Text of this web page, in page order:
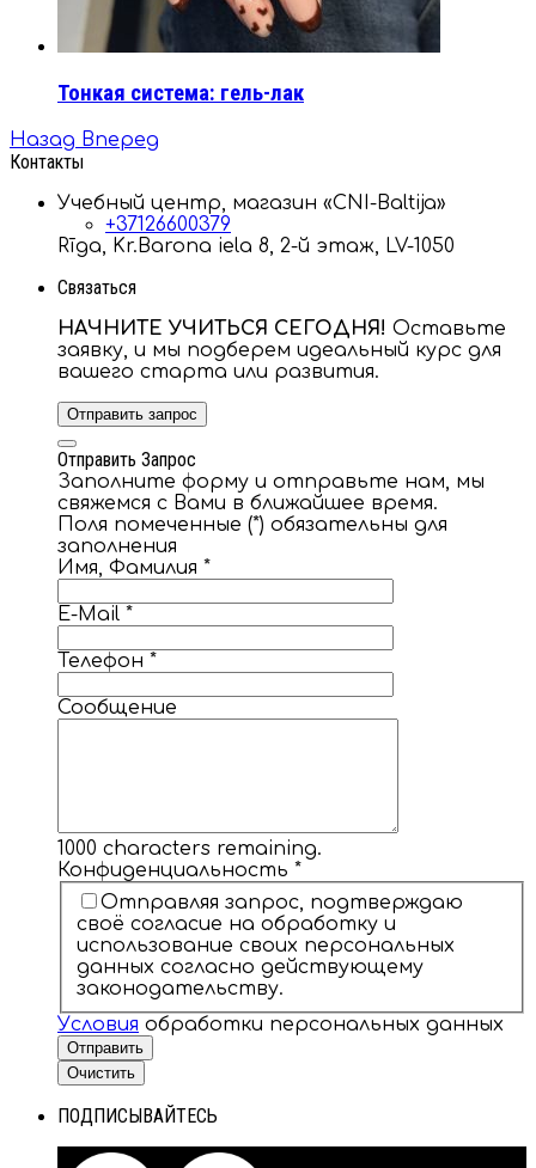
Тонкая система: гель-лак
Назад Вперед
Контакты
Учебный центр, магазин «CNI-Baltija»
+37126600379
Rīga, Kr.Barona iela 8, 2-й этаж, LV-1050
Связаться
НАЧНИТЕ УЧИТЬСЯ СЕГОДНЯ! Оставьте
заявку, и мы подберем идеальный курс для
вашего старта или развития.
Отправить запрос
Отправить Запрос
Заполните форму и отправьте нам, мы
свяжемся с Вами в ближайшее время.
Поля помеченные (*) обязательны для
заполнения
Имя, Фамилия *
E-Mail *
Телефон *
Сообщение
1000 characters remaining.
Конфиденциальность *
Отправляя запрос, подтверждаю
своё согласие на обработку и
использование своих персональных
данных согласно действующему
законодательству.
Условия обработки персональных данных
Отправить
Очистить
ПОДПИСЫВАЙТЕСЬ